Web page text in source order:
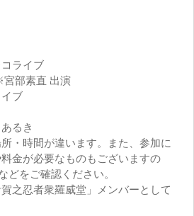
ライブ
宮部素直 出演
ブ
るき
・時間が違います。また、参加に
金が必要なものもございますの
どをご確認ください。
之忍者衆羅威堂」メンバーとして